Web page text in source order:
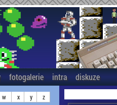
fotogalerie intra diskuze
w x y z